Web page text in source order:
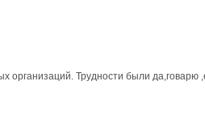
Трудности были